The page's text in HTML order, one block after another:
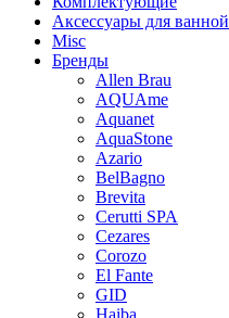
Аксессуары для ванной
Misc
Бренды
Allen Brau
AQUAme
Aquanet
AquaStone
Azario
BelBagno
Brevita
Cerutti SPA
Cezares
Corozo
El Fante
GID
Haiba